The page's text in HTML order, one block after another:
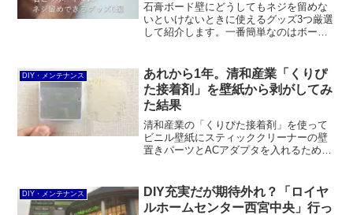
石膏ボード壁にどうしてもネジを留めな
いといけないときに使えるグッズ3つ厳選
して紹介します。一番簡単なのはボード
ラー。スピードミニは木質系壁などにも
使えます。
DIY・メンテナンス
あれから1年。清和産業「くりぴ
た接着剤」を壁紙から剥がしてみ
た結果
清和産業の「くりぴた接着剤」を使って
ビニル壁紙にスティッククリーナーの壁
置きパーツとACアダプタを入れるための
す。結論、基本的にPPシートを使えば問
題ないと思います。
DIY・メンテナンス
DIY充実だが期待外れ？「ロイヤ
ルホームセンター西宮中央」行っ